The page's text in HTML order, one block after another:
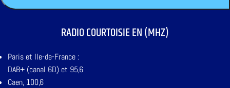
RADIO COURTOISIE EN (MHZ)
Paris et Ile-de-France :
DAB+ (canal 6D) et 95,6
Caen, 100,6